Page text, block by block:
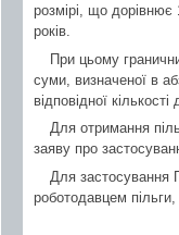
розмірі, що
років.
При цьому
суми, визначеної в
відповідної кількості
Для отримання
заяву про
Для застосування
роботодавцем